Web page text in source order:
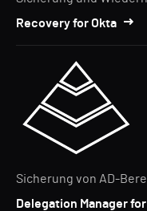
Recovery for Okta
Sicherung von AD-
Delegation Manager for